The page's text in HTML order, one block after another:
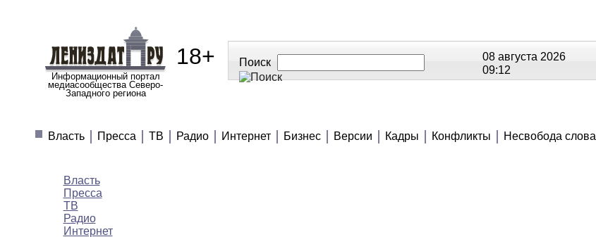
Информационный портал
медиасообщества Северо-
Западного региона
18+ Поиск
08 августа 2026
09:12
Власть
Пресса ТВ Радио Интернет Бизнес Версии Кадры Конфликты Несвобода слова
Власть
Пресса
ТВ
Радио
Интернет